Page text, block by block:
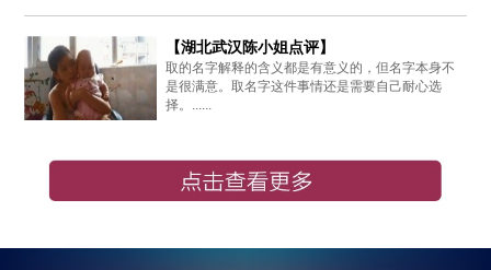
【湖北武汉陈小姐点评】
取的名字解释的含义都是有意义的，但名字本身不
是很满意。取名字这件事情还是需要自己耐心选
择。......